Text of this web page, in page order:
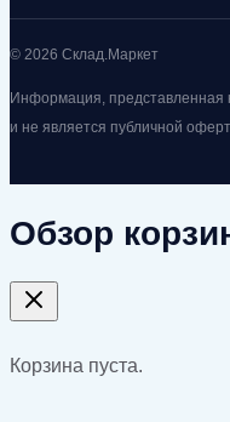
© 2026 Склад.Маркет
Информация, представленная
и не является публичной
Обзор
Корзина пуста.